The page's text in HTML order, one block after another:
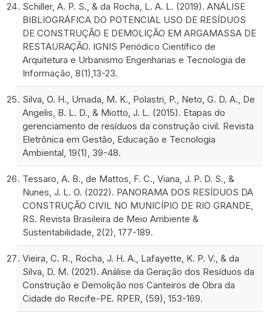
Schiller, A. P. S., & da Rocha, L. A. L. (2019). ANÁLISE
BIBLIOGRÁFICA DO POTENCIAL USO DE RESÍDUOS
DE CONSTRUÇÃO E DEMOLIÇÃO EM ARGAMASSA DE
RESTAURAÇÃO. IGNIS Periódico Científico de
Arquitetura e Urbanismo Engenharias e Tecnologia de
Informação, 8(1),13-23.
Silva, O. H., Umada, M. K., Polastri, P., Neto, G. D. A., De
Angelis, B. L. D., & Miotto, J. L. (2015). Etapas do
gerenciamento de resíduos da construção civil. Revista
Eletrônica em Gestão, Educação e Tecnologia
Ambiental, 19(1), 39-48.
Tessaro, A. B., de Mattos, F. C., Viana, J. P. D. S., &
Nunes, J. L. O. (2022). PANORAMA DOS RESÍDUOS DA
CONSTRUÇÃO CIVIL NO MUNICÍPIO DE RIO GRANDE,
RS. Revista Brasileira de Meio Ambiente &
Sustentabilidade, 2(2), 177-189.
Vieira, C. R., Rocha, J. H. A., Lafayette, K. P. V., & da
Silva, D. M. (2021). Análise da Geração dos Resíduos da
Construção e Demolição nos Canteiros de Obra da
Cidade do Recife-PE. RPER, (59), 153-169.